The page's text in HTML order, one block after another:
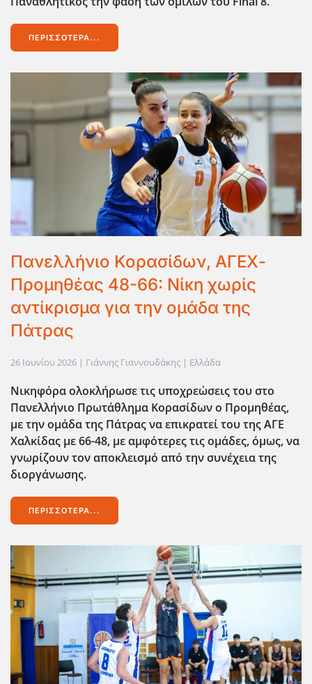
ΠΕΡΙΣΣΌΤΕΡΑ...
Πανελλήνιο Κορασίδων, ΑΓΕΧ-
Προμηθέας 48-66: Νίκη χωρίς
αντίκρισμα για την ομάδα της
Πάτρας
26 Ιουνίου 2026 | Γιάννης Γιαννουδάκης | Ελλάδα
Νικηφόρα ολοκλήρωσε τις υποχρεώσεις του στο
Πανελλήνιο Πρωτάθλημα Κορασίδων ο Προμηθέας,
με την ομάδα της Πάτρας να επικρατεί του της ΑΓΕ
Χαλκίδας με 66-48, με αμφότερες τις ομάδες, όμως, να
γνωρίζουν τον αποκλεισμό από την συνέχεια της
διοργάνωσης.
ΠΕΡΙΣΣΌΤΕΡΑ...